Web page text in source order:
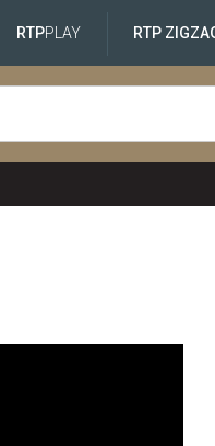
RTPPLAY RTP